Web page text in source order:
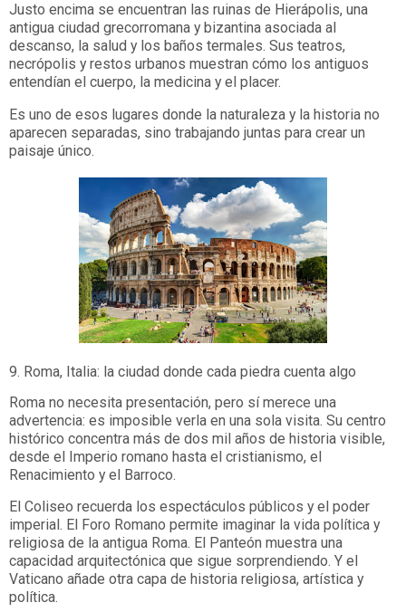
Justo encima se encuentran las ruinas de Hierápolis, una
antigua ciudad grecorromana y bizantina asociada al
descanso, la salud y los baños termales. Sus teatros,
necrópolis y restos urbanos muestran cómo los antiguos
entendían el cuerpo, la medicina y el placer.
Es uno de esos lugares donde la naturaleza y la historia no
aparecen separadas, sino trabajando juntas para crear un
paisaje único.
9. Roma, Italia: la ciudad donde cada piedra cuenta algo
Roma no necesita presentación, pero sí merece una
advertencia: es imposible verla en una sola visita. Su centro
histórico concentra más de dos mil años de historia visible,
desde el Imperio romano hasta el cristianismo, el
Renacimiento y el Barroco.
El Coliseo recuerda los espectáculos públicos y el poder
imperial. El Foro Romano permite imaginar la vida política y
religiosa de la antigua Roma. El Panteón muestra una
capacidad arquitectónica que sigue sorprendiendo. Y el
Vaticano añade otra capa de historia religiosa, artística y
política.